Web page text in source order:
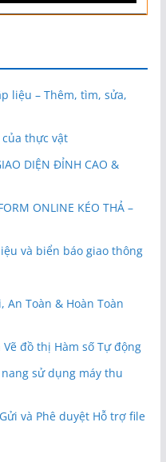
liệu – Thêm, tìm, sửa,
của thực vật
DIỆN ĐỈNH CAO &
ONLINE KÉO THẢ –
và biển báo giao thông
An Toàn & Hoàn Toàn
đồ thị Hàm số Tự động
nang sử dụng máy thu
và Phê duyệt Hỗ trợ file